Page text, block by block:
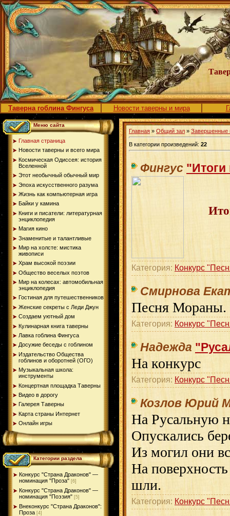
Таверна гоблина Фингуса Новости таверны и мира
Меню сайта
Главная страница
Новости таверны и всего мира
Космическая Одиссея: история
Вселенной
Этот необычный обычный мир
Эпоха искусственного разума
Жизнь как компьютерная игра
Байки у камина
Книги и писатели: литературная
энциклопедия
Магия кино
Знаменитые и талантливые
Мир на холсте: мистика
живописи
Храм высокой поэзии
Общество веселых поэтов
Мир на колесах: автомобильная
энциклопедия
Гостиная для путешественников
Женские секреты с Леди Джун
Создаем уютный дом
Кулинарная книга таверны
Лавка гоблина Фингуса
Досужие беседы с гоблином
Издательство Общества
гоблинов и оборотней (ОГО)
Музыкальная школа:
инструменты
Концертная площадка Таверны
Видео в дорогу
Галерея Таверны
Карта страны Интернет
Онлайн игры
Категории раздела
Конкурс "Страна Драконов" —
номинация "Проза" [6]
Конкурс "Страна Драконов" —
номинация "Поэзия" [5]
Внеконкурс "Страна Драконов":
Проза [4]
Главная » Общий зал » Завершенные
В категории произведений: 22
Фингус "Итоги
Категория: Конкурс
Смирнова
Песня Мораны.
Категория: Конкурс
Надежда
На конкурс
Категория: Конкурс
Козлов Юрий
На Русальную
Опускались
Из могил они
На
шли.
Категория: Конкурс